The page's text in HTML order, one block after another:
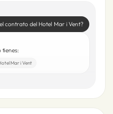
contrato del Hotel Mar i Vent?
tienes:
Mar i Vent